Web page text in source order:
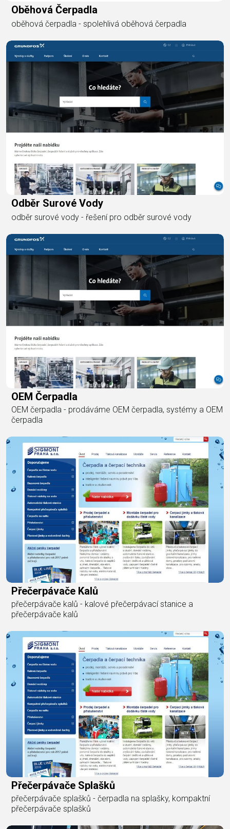
Oběhová Čerpadla
oběhová čerpadla - spolehlivá oběhová čerpadla
Odběr Surové Vody
odběr surové vody - řešení pro odběr surové vody
OEM Čerpadla
OEM čerpadla - prodáváme OEM čerpadla, systémy a OEM
čerpadla
Přečerpávače Kalů
přečerpávače kalů - kalové přečerpávací stanice a
přečerpávače kalů
Přečerpávače Splašků
přečerpávače splašků - čerpadla na splašky, kompaktní
přečerpávače splašků